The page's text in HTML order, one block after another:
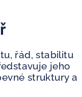
řád, stabilitu
jeho
struktury a